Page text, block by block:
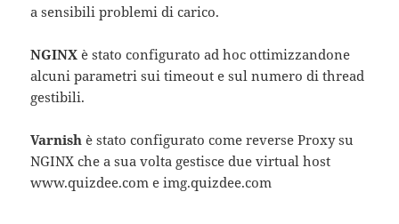
a sensibili problemi di carico.
NGINX è stato configurato ad hoc ottimizzandone
alcuni parametri sui timeout e sul numero di thread
gestibili.
Varnish è stato configurato come reverse Proxy su
NGINX che a sua volta gestisce due virtual host
www.quizdee.com e img.quizdee.com